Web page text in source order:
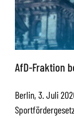
AfD-Fraktion
Berlin, 3. Juli